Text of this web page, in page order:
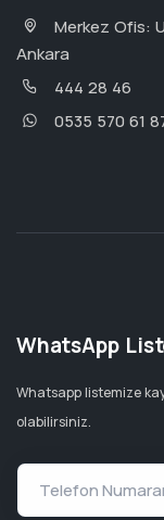
Merkez Ofis:
Ankara
444 28 46
0535 570 61
WhatsApp
Whatsapp listemize
olabilirsiniz.